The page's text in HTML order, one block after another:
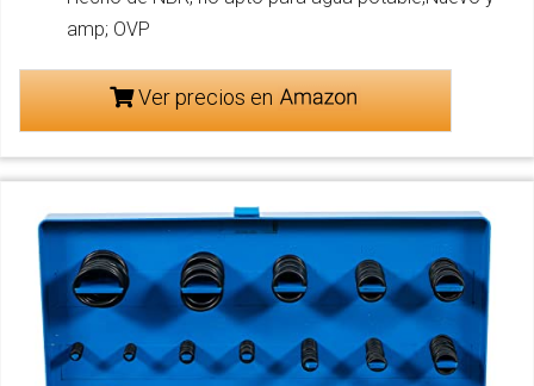
amp; OVP
Ver precios en